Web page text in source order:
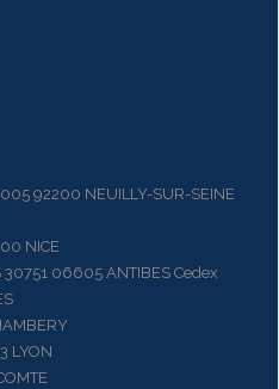
92200 NEUILLY-SUR-SEINE
NICE
06605 ANTIBES Cedex
LYON